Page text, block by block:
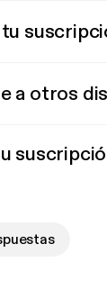
a otros